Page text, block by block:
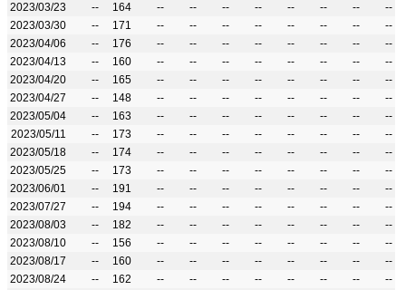
2023/03/23
-- 164 -- -- -- -- -- -- --
--
2023/03/30
-- 171 -- -- -- -- -- -- --
--
2023/04/06
-- 176 -- -- -- -- -- -- --
--
2023/04/13
-- 160 -- -- -- -- -- -- --
--
2023/04/20
-- 165 -- -- -- -- -- -- --
--
2023/04/27
-- 148 -- -- -- -- -- -- --
--
2023/05/04
-- 163 -- -- -- -- -- -- --
--
2023/05/11
-- 173 -- -- -- -- -- -- --
--
2023/05/18
-- 174 -- -- -- -- -- -- --
--
2023/05/25
-- 173 -- -- -- -- -- -- --
--
2023/06/01
-- 191 -- -- -- -- -- -- --
--
2023/07/27
-- 194 -- -- -- -- -- -- --
--
2023/08/03
-- 182 -- -- -- -- -- -- --
--
2023/08/10
-- 156 -- -- -- -- -- -- --
--
2023/08/17
-- 160 -- -- -- -- -- -- --
--
2023/08/24
-- 162 -- -- -- -- -- -- --
--